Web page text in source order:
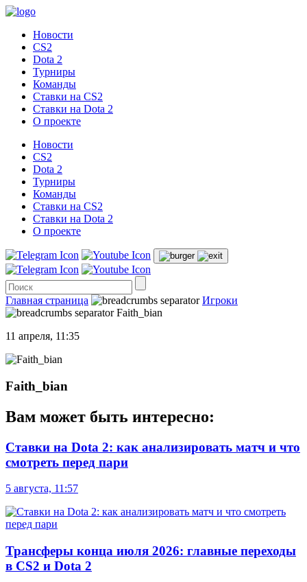
Новости
CS2
Dota 2
Турниры
Команды
Ставки на CS2
Ставки на Dota 2
О проекте
Новости
CS2
Dota 2
Турниры
Команды
Ставки на CS2
Ставки на Dota 2
О проекте
Главная страница
Игроки
Faith_bian
11 апреля, 11:35
Faith_bian
Вам может быть интересно:
Ставки на Dota 2: как анализировать матч и что
смотреть перед пари
5 августа, 11:57
Трансферы конца июля 2026: главные переходы
в CS2 и Dota 2